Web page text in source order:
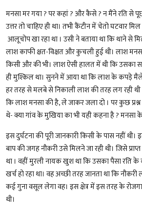
मनसा मर गया ? पर कहां ? और कैसे ? न मैंने रति से
उत्तर तो चाहिए ही था। तभी कैंटीन में चेतो घटवार
आलूचोप खा रहा था । उसी ने बताया था कि थाने से
लाश काफी क्षत-विक्षत और कुचली हुई थी। लाश
किसी और की भी। लाश ऐसी हालत में थी कि उसका
ही मुश्किल था। सुनने में आया था कि लाश के कपड़े
हर तरह से मलबे से निकाली लाश की तरह लग रही थी
कि लाश मनसा की है, ले जाकर जला दो । पर कुछ प्रश्न
थे- क्या गांव के मुखिया का भी यही कहना है ? मनसा
इस दुर्घटना की पूरी जानकारी किसी के पास नहीं
बाप की जगह नौकरी उसे मिलने जा रही थी। जिसे
था । वहीं मुरली नायक खुश था कि उसका पैसा रति
खर्च हो रहा था। वह अच्छी तरह जानता था कि
कई गुना वसूल लेगा वह। इस क्षेत्र में इस तरह के
थी।